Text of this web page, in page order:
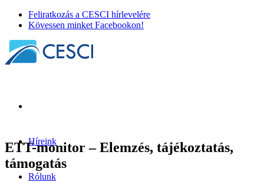
Feliratkozás a CESCI hírlevelére
Kövessen minket Facebookon!
Híreink
Rólunk
ETT-monitor – Elemzés, tájékoztatás,
támogatás